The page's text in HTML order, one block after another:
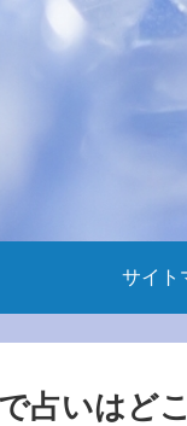
サイト
占いはど